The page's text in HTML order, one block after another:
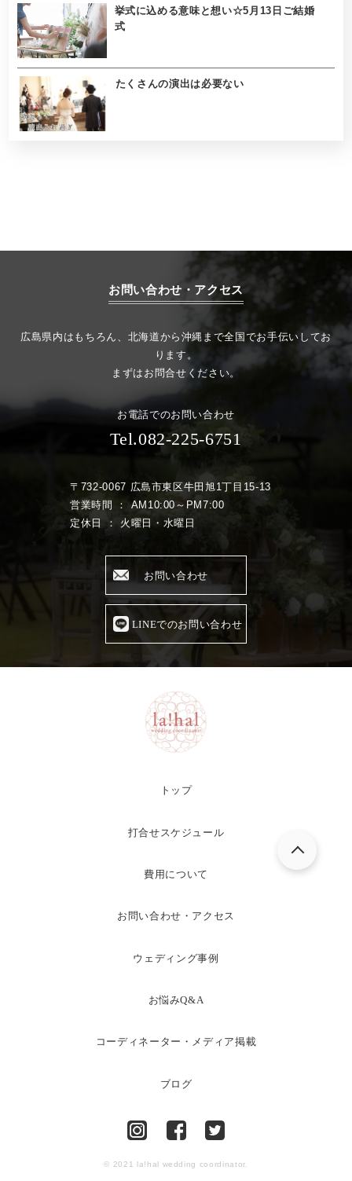
挙式に込める意味と想い☆5月13日ご結婚
式
たくさんの演出は必要ない
お問い合わせ・アクセス
広島県内はもちろん、北海道から沖縄まで全国でお手伝いしてお
ります。
まずはお問合せください。
お電話でのお問い合わせ
Tel.082-225-6751
〒732-0067 広島市東区牛田旭1丁目15-13
営業時間 ： AM10:00～PM7:00
定休日 ： 火曜日・水曜日
お問い合わせ
LINEでのお問い合わせ
トップ
打合せスケジュール
費用について
お問い合わせ・アクセス
ウェディング事例
お悩みQ&A
コーディネーター・メディア掲載
ブログ
© 2021 la!hal wedding coordinator.